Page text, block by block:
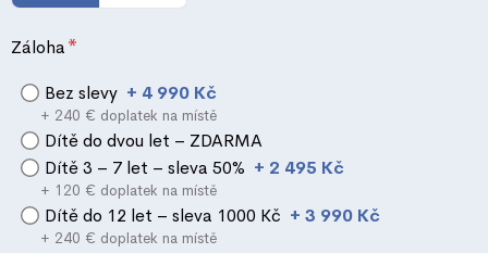
Záloha*
Bez slevy + 4 990 Kč
+ 240 € doplatek na místě
Dítě do dvou let – ZDARMA
Dítě 3 – 7 let – sleva 50% + 2 495 Kč
+ 120 € doplatek na místě
Dítě do 12 let – sleva 1000 Kč + 3 990 Kč
+ 240 € doplatek na místě